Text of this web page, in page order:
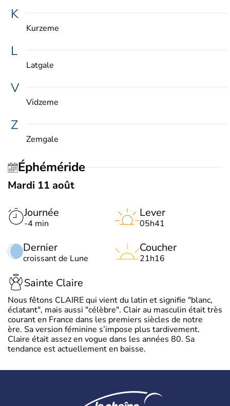
K
Kurzeme
L
Latgale
V
Vidzeme
Z
Zemgale
Éphéméride
Mardi 11 août
Journée
-4 min
Dernier
croissant de Lune
Lever
05h41
Coucher
21h16
Sainte Claire
Nous fêtons CLAIRE qui vient du latin et signifie "blanc,
éclatant", mais aussi "célèbre". Clair au masculin était très
courant en France dans les premiers siècles de notre
ère. Sa version féminine s’impose plus tardivement.
Claire était assez en vogue dans les années 80. Sa
tendance est actuellement en baisse.